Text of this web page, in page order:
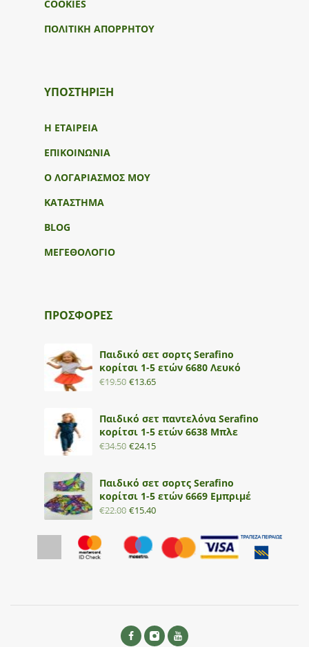
COOKIES
ΠΟΛΙΤΙΚΗ ΑΠΟΡΡΗΤΟΥ
ΥΠΟΣΤΉΡΙΞΗ
Η ΕΤΑΙΡΕΙΑ
ΕΠΙΚΟΙΝΩΝΙΑ
Ο ΛΟΓΑΡΙΑΣΜΟΣ ΜΟΥ
ΚΑΤΑΣΤΗΜΑ
BLOG
ΜΕΓΕΘΟΛΟΓΙΟ
ΠΡΟΣΦΟΡΕΣ
Παιδικό σετ σορτς Serafino
κορίτσι 1-5 ετών 6680 Λευκό
€19.50 €13.65
Παιδικό σετ παντελόνα Serafino
κορίτσι 1-5 ετών 6638 Μπλε
€34.50 €24.15
Παιδικό σετ σορτς Serafino
κορίτσι 1-5 ετών 6669 Εμπριμέ
€22.00 €15.40